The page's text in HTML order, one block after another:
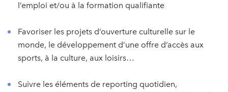
l’emploi et/ou à la formation qualifiante
Favoriser les projets d’ouverture culturelle sur le
monde, le développement d’une offre d’accès aux
sports, à la culture, aux loisirs…
Suivre les éléments de reporting quotidien,